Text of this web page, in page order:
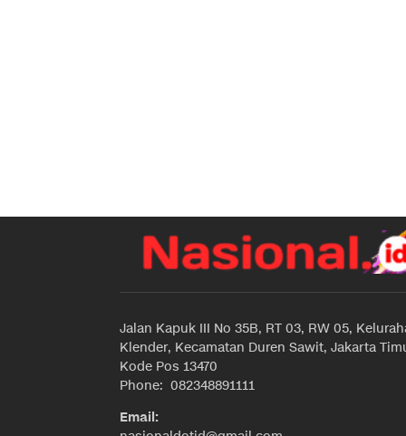
Jalan Kapuk III No 35B, RT 03, RW 05,
Klender, Kecamatan Duren Sawit, Jakarta
Kode Pos 13470
Phone: 082348891111
Email: